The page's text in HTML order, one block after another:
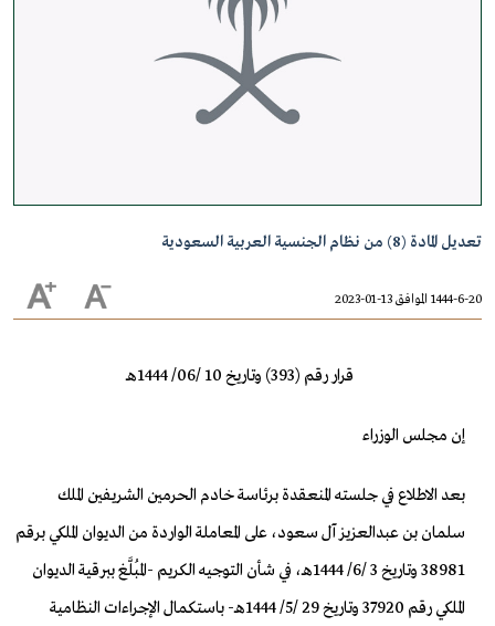
تعديل المادة (8) من نظام الجنسية العربية السعودية
1444-6-20 الموافق 13-01-2023
قرار رقم (393) وتاريخ 10 /06/ 1444هـ
إن مجلس الوزراء
بعد الاطلاع في جلسته المنعقدة برئاسة خادم الحرمين الشريفين الملك
سلمان بن عبدالعزيز آل سعود، على المعاملة الواردة من الديوان الملكي برقم
38981 وتاريخ 3 /6/ 1444هـ، في شأن التوجيه الكريم -المُبلَّغ ببرقية الديوان
الملكي رقم 37920 وتاريخ 29 /5/ 1444هـ- باستكمال الإجراءات النظامية